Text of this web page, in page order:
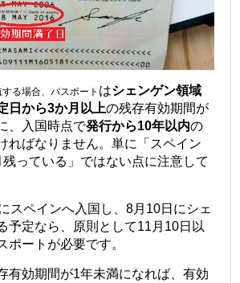
る場合、パスポート はシェンゲン領域
日から3か月以上の残存有効期間が
、入国時点で発行から10年以内の
ればなりません。単に「スペイン
っている」ではない点に注意して
スペインへ入国し、8月10日にシェ
予定なら、原則として11月10日以
ポートが必要です。
有効期間が1年未満になれば、有効